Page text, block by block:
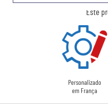
Este
Personalizado
em França